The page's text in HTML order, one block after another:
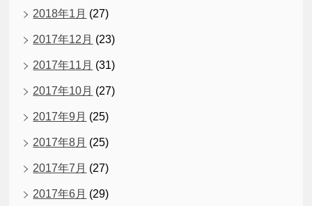
2018年1月 (27)
2017年12月 (23)
2017年11月 (31)
2017年10月 (27)
2017年9月 (25)
2017年8月 (25)
2017年7月 (27)
2017年6月 (29)